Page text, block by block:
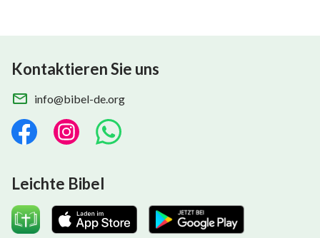
Kontaktieren Sie uns
info@bibel-de.org
Leichte Bibel